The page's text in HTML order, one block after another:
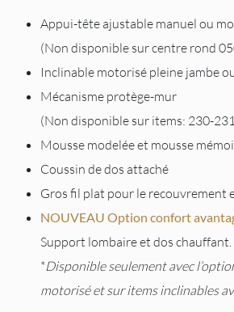
Appui-tête ajustable manuel ou
(Non disponible sur centre rond
Inclinable motorisé pleine jambe
Mécanisme protège-mur
(Non disponible sur items: 230-
Mousse modelée et mousse
Coussin de dos attaché
Gros fil plat pour le recouvrement
NOUVEAU Option confort
Support lombaire et dos chauffant.
*Disponible seulement avec
motorisé et sur items inclinables